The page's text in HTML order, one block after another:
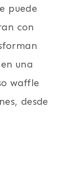
puede
con
una
waffle
desde